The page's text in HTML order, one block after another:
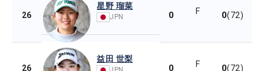
26
星野 瑠菜
JPN 0 F 0(72)
26
益田 世梨
0 F 0(72)